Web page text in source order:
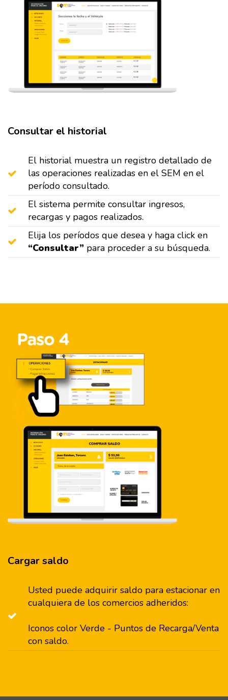
Consultar el historial
El historial muestra un registro detallado de
las operaciones realizadas en el SEM en el
período consultado.
El sistema permite consultar ingresos,
recargas y pagos realizados.
Elija los períodos que desea y haga click en
“Consultar” para proceder a su búsqueda.
Cargar saldo
Usted puede adquirir saldo para estacionar en
cualquiera de los comercios adheridos:
Iconos color Verde - Puntos de Recarga/Venta
con saldo.